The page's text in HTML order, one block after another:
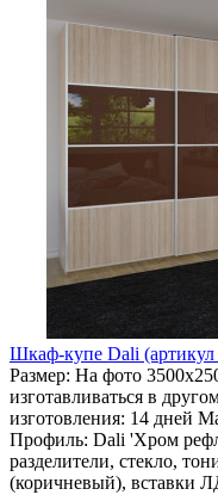
Шкаф-купе Dali (артикул
Размер: На фото
изготавливаться в
изготовления: 14 дней
Профиль: Dali 'Хром
разделители, стекло,
(коричневый), вставки